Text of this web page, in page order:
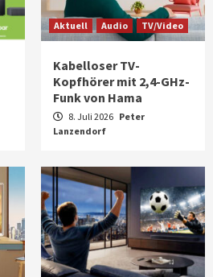
Aktuell Audio TV/Video
Kabelloser TV-
Kopfhörer mit 2,4-GHz-
Funk von Hama
8. Juli 2026 Peter
Lanzendorf